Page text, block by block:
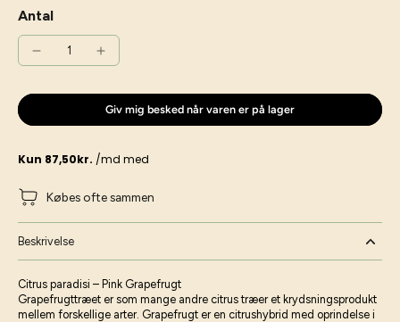
Antal
Giv mig besked når varen er på lager
Købes ofte sammen
Beskrivelse
Citrus paradisi – Pink Grapefrugt
Grapefrugttræet er som mange andre citrus træer et krydsningsprodukt
mellem forskellige arter. Grapefrugt er en citrushybrid med oprindelse i